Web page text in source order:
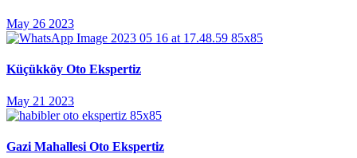
May 26 2023
Küçükköy Oto Ekspertiz
May 21 2023
Gazi Mahallesi Oto Ekspertiz